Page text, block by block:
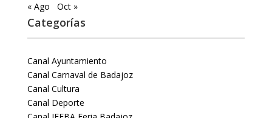
« Ago
Oct »
Categorías
Canal Ayuntamiento
Canal Carnaval de Badajoz
Canal Cultura
Canal Deporte